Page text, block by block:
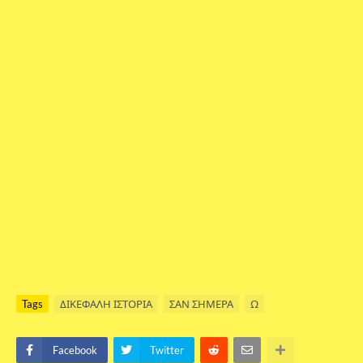
Tags ΔΙΚΕΦΑΛΗ ΙΣΤΟΡΙΑ ΣΑΝ ΣΗΜΕΡΑ Ω
Facebook Twitter